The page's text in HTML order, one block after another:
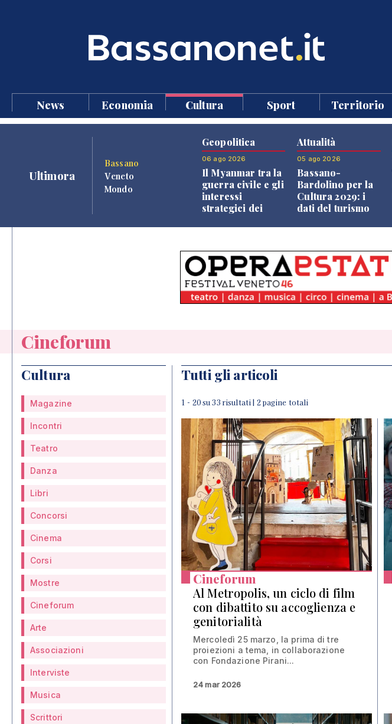
News Economia Cultura Sport Territorio
Ultimora
Bassano
Veneto
Mondo
Geopolitica
06 ago 2026
Il Myanmar tra la
guerra civile e gli
interessi
strategici dei
Attualità
05 ago 2026
Bassano-
Bardolino per la
Cultura 2029: i
dati del turismo
Cineforum
Cultura
Magazine
Incontri
Teatro
Danza
Libri
Concorsi
Cinema
Corsi
Mostre
Cineforum
Arte
Associazioni
Interviste
Musica
Scrittori
Tutti gli articoli
1 - 20 su 33 risultati | 2 pagine totali
Cineforum
Al Metropolis, un ciclo di film
con dibattito su accoglienza e
genitorialità
Mercoledì 25 marzo, la prima di tre
proiezioni a tema, in collaborazione
con Fondazione Pirani...
24 mar 2026